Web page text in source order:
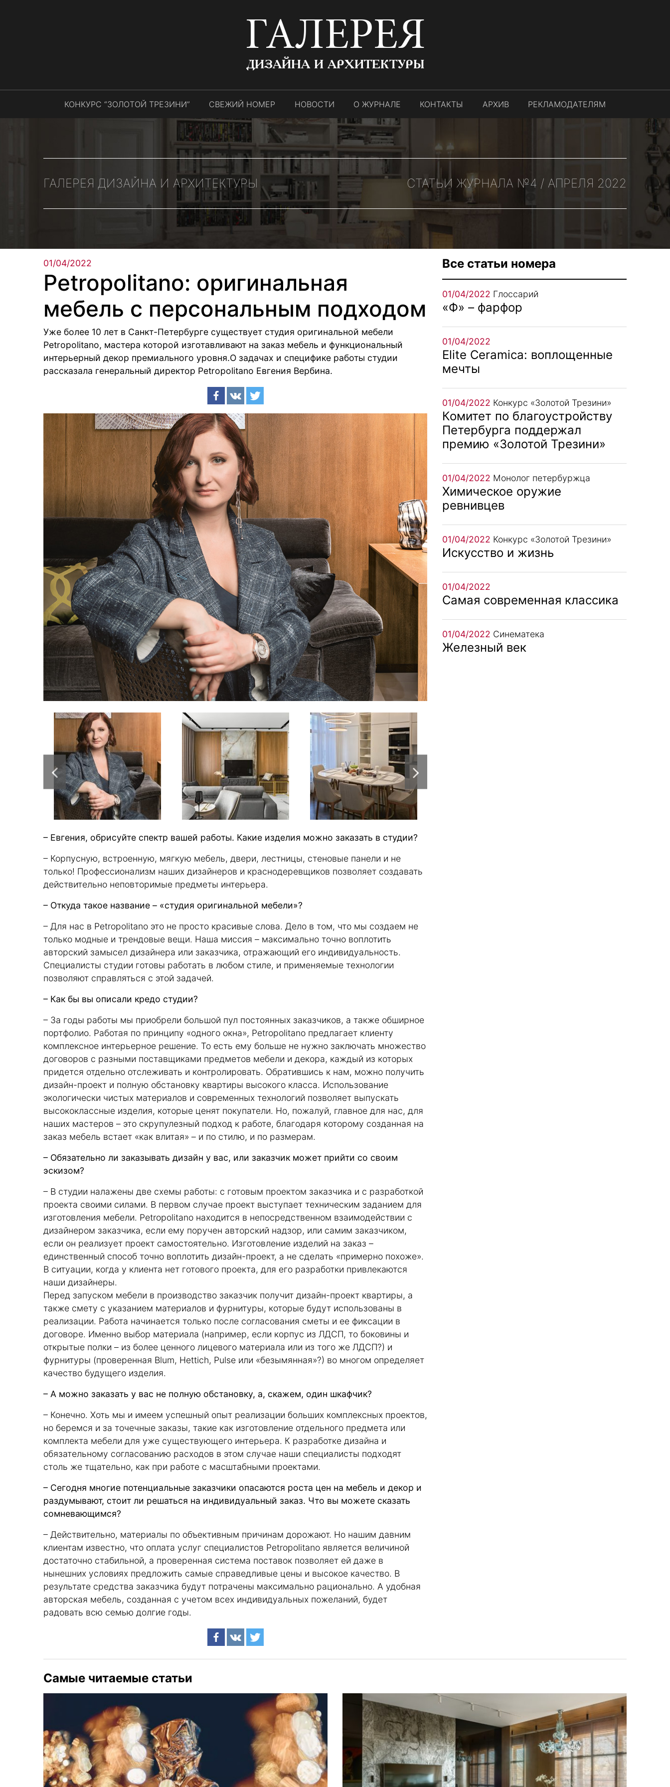
ГАЛЕРЕЯ
ДИЗАЙНА И АРХИТЕКТУРЫ
КОНКУРС “ЗОЛОТОЙ ТРЕЗИНИ” СВЕЖИЙ НОМЕР НОВОСТИ О ЖУРНАЛЕ КОНТАКТЫ АРХИВ РЕКЛАМОДАТЕЛЯМ
ГАЛЕРЕЯ ДИЗАЙНА И АРХИТЕКТУРЫ СТАТЬИ ЖУРНАЛА №4 / АПРЕЛЯ 2022
01/04/2022
Petropolitano: оригинальная
мебель с персональным подходом
Уже более 10 лет в Санкт-Петербурге существует студия оригинальной мебели
Petropolitano, мастера которой изготавливают на заказ мебель и функциональный
интерьерный декор премиального уровня.О задачах и специфике работы студии
рассказала генеральный директор Petropolitano Евгения Вербина.
– Евгения, обрисуйте спектр вашей работы. Какие изделия можно заказать в студии?
– Корпусную, встроенную, мягкую мебель, двери, лестницы, стеновые панели и не
только! Профессионализм наших дизайнеров и краснодеревщиков позволяет создавать
действительно неповторимые предметы интерьера.
– Откуда такое название – «студия оригинальной мебели»?
– Для нас в Petropolitano это не просто красивые слова. Дело в том, что мы создаем не
только модные и трендовые вещи. Наша миссия – максимально точно воплотить
авторский замысел дизайнера или заказчика, отражающий его индивидуальность.
Специалисты студии готовы работать в любом стиле, и применяемые технологии
позволяют справляться с этой задачей.
– Как бы вы описали кредо студии?
– За годы работы мы приобрели большой пул постоянных заказчиков, а также обширное
портфолио. Работая по принципу «одного окна», Petropolitano предлагает клиенту
комплексное интерьерное решение. То есть ему больше не нужно заключать множество
договоров с разными поставщиками предметов мебели и декора, каждый из которых
придется отдельно отслеживать и контролировать. Обратившись к нам, можно получить
дизайн-проект и полную обстановку квартиры высокого класса. Использование
экологически чистых материалов и современных технологий позволяет выпускать
высококлассные изделия, которые ценят покупатели. Но, пожалуй, главное для нас, для
наших мастеров – это скрупулезный подход к работе, благодаря которому созданная на
заказ мебель встает «как влитая» – и по стилю, и по размерам.
– Обязательно ли заказывать дизайн у вас, или заказчик может прийти со своим
эскизом?
– В студии налажены две схемы работы: с готовым проектом заказчика и с разработкой
проекта своими силами. В первом случае проект выступает техническим заданием для
изготовления мебели. Petropolitano находится в непосредственном взаимодействии с
дизайнером заказчика, если ему поручен авторский надзор, или самим заказчиком,
если он реализует проект самостоятельно. Изготовление изделий на заказ –
единственный способ точно воплотить дизайн-проект, а не сделать «примерно похоже».
В ситуации, когда у клиента нет готового проекта, для его разработки привлекаются
наши дизайнеры.
Перед запуском мебели в производство заказчик получит дизайн-проект квартиры, а
также смету с указанием материалов и фурнитуры, которые будут использованы в
реализации. Работа начинается только после согласования сметы и ее фиксации в
договоре. Именно выбор материала (например, если корпус из ЛДСП, то боковины и
открытые полки – из более ценного лицевого материала или из того же ЛДСП?) и
фурнитуры (проверенная Blum, Hettich, Pulse или «безымянная»?) во многом определяет
качество будущего изделия.
– А можно заказать у вас не полную обстановку, а, скажем, один шкафчик?
– Конечно. Хоть мы и имеем успешный опыт реализации больших комплексных проектов,
но беремся и за точечные заказы, такие как изготовление отдельного предмета или
комплекта мебели для уже существующего интерьера. К разработке дизайна и
обязательному согласованию расходов в этом случае наши специалисты подходят
столь же тщательно, как при работе с масштабными проектами.
– Сегодня многие потенциальные заказчики опасаются роста цен на мебель и декор и
раздумывают, стоит ли решаться на индивидуальный заказ. Что вы можете сказать
сомневающимся?
– Действительно, материалы по объективным причинам дорожают. Но нашим давним
клиентам известно, что оплата услуг специалистов Petropolitano является величиной
достаточно стабильной, а проверенная система поставок позволяет ей даже в
нынешних условиях предложить самые справедливые цены и высокое качество. В
результате средства заказчика будут потрачены максимально рационально. А удобная
авторская мебель, созданная с учетом всех индивидуальных пожеланий, будет
радовать всю семью долгие годы.
Все статьи номера
01/04/2022 Глоссарий
«Ф» – фарфор
01/04/2022
Elite Ceramica: воплощенные
мечты
01/04/2022 Конкурс «Золотой Трезини»
Комитет по благоустройству
Петербурга поддержал
премию «Золотой Трезини»
01/04/2022 Монолог петербуржца
Химическое оружие
ревнивцев
01/04/2022 Конкурс «Золотой Трезини»
Искусство и жизнь
01/04/2022
Самая современная классика
01/04/2022 Синематека
Железный век
Самые читаемые статьи